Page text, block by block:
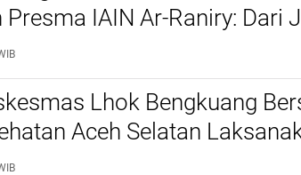
Presma IAIN Ar-Raniry: Dari
Putusan Bebas
Lhok Bengkuang
Aceh Selatan
Kesehatan PROLANIS